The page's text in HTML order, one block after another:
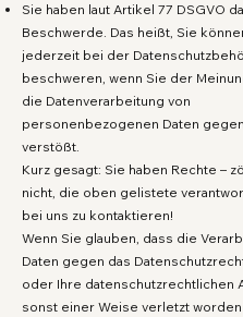
Sie haben laut Artikel 77 DSGVO
Beschwerde. Das heißt, Sie
jederzeit bei der
beschweren, wenn Sie der
die Datenverarbeitung von
personenbezogenen Daten
verstößt.
Kurz gesagt: Sie haben Rechte –
nicht, die oben gelistete
bei uns zu kontaktieren!
Wenn Sie glauben, dass die
Daten gegen das
oder Ihre datenschutzrechtlichen
sonst einer Weise verletzt